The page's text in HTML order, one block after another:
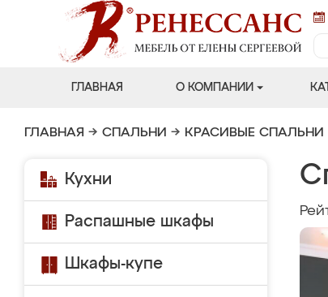
ГЛАВНАЯ О КОМПАНИИ
ГЛАВНАЯ → СПАЛЬНИ → КРАСИВЫЕ СПАЛЬНИ
Кухни
Распашные шкафы
Шкафы-купе